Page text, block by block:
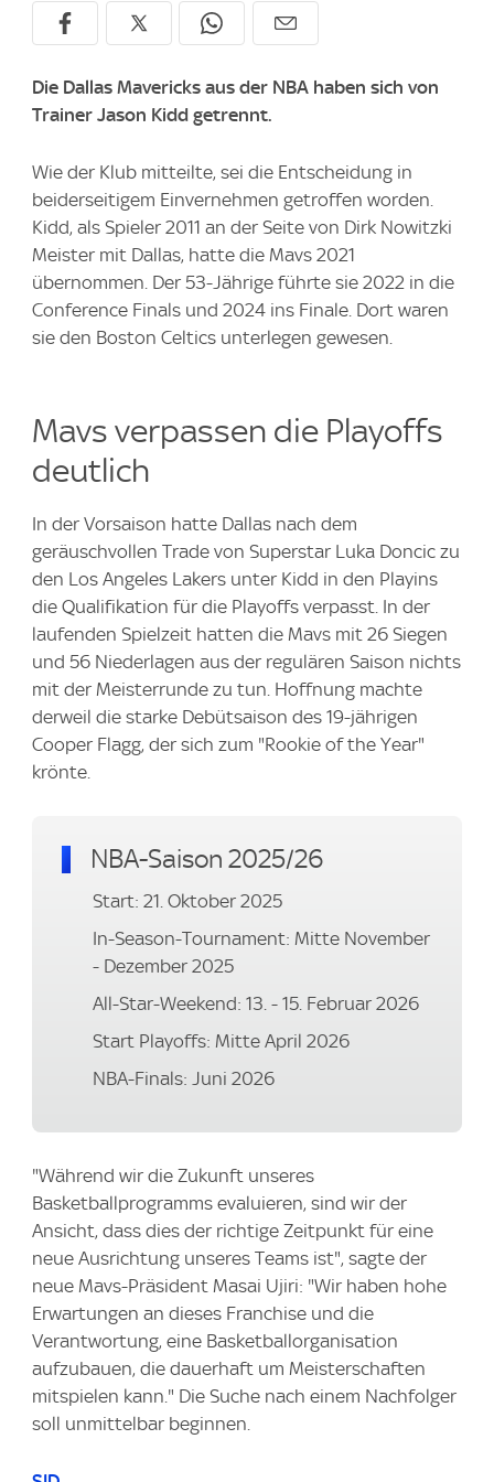
Die Dallas Mavericks aus der NBA haben sich von
Trainer Jason Kidd getrennt.
Wie der Klub mitteilte, sei die Entscheidung in
beiderseitigem Einvernehmen getroffen worden.
Kidd, als Spieler 2011 an der Seite von Dirk Nowitzki
Meister mit Dallas, hatte die Mavs 2021
übernommen. Der 53-Jährige führte sie 2022 in die
Conference Finals und 2024 ins Finale. Dort waren
sie den Boston Celtics unterlegen gewesen.
Mavs verpassen die Playoffs
deutlich
In der Vorsaison hatte Dallas nach dem
geräuschvollen Trade von Superstar Luka Doncic zu
den Los Angeles Lakers unter Kidd in den Playins
die Qualifikation für die Playoffs verpasst. In der
laufenden Spielzeit hatten die Mavs mit 26 Siegen
und 56 Niederlagen aus der regulären Saison nichts
mit der Meisterrunde zu tun. Hoffnung machte
derweil die starke Debütsaison des 19-jährigen
Cooper Flagg, der sich zum "Rookie of the Year"
krönte.
NBA-Saison 2025/26
Start: 21. Oktober 2025
In-Season-Tournament: Mitte November
- Dezember 2025
All-Star-Weekend: 13. - 15. Februar 2026
Start Playoffs: Mitte April 2026
NBA-Finals: Juni 2026
"Während wir die Zukunft unseres
Basketballprogramms evaluieren, sind wir der
Ansicht, dass dies der richtige Zeitpunkt für eine
neue Ausrichtung unseres Teams ist", sagte der
neue Mavs-Präsident Masai Ujiri: "Wir haben hohe
Erwartungen an dieses Franchise und die
Verantwortung, eine Basketballorganisation
aufzubauen, die dauerhaft um Meisterschaften
mitspielen kann." Die Suche nach einem Nachfolger
soll unmittelbar beginnen.